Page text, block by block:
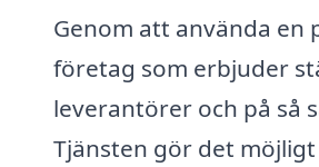
Genom att använda en
företag som erbjuder
leverantörer och på så
Tjänsten gör det